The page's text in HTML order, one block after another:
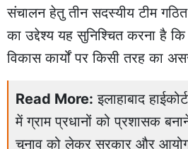
संचालन हेतु तीन सदस्यीय टीम
का उद्देश्य यह सुनिश्चित करना है
विकास कार्यों पर किसी तरह का
Read More: इलाहाबाद
में ग्राम प्रधानों को प्रशासक
चुनाव को लेकर सरकार और आयोग